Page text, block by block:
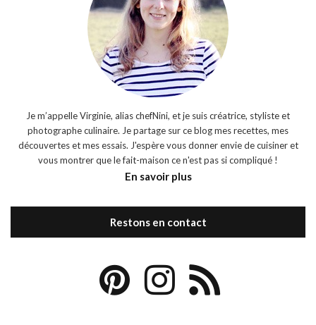
Je m’appelle Virginie, alias chefNini, et je suis créatrice, styliste et
photographe culinaire. Je partage sur ce blog mes recettes, mes
découvertes et mes essais. J'espère vous donner envie de cuisiner et
vous montrer que le fait-maison ce n'est pas si compliqué !
En savoir plus
Restons en contact